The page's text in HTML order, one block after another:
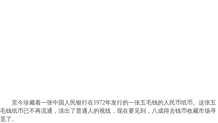
至今珍藏着一张中国人民银行在1972年发行的一张五毛钱的人民币纸币。这张五
毛钱纸币已不再流通，淡出了普通人的视线，现在要见到，八成得去钱币收藏市场寻
觅了。